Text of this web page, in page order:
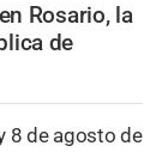
Rosario, la
de
8 de agosto de